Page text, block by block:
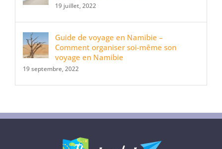
19 juillet, 2022
Guide de voyage en Namibie –
Comment organiser soi-même son
voyage en Namibie
19 septembre, 2022